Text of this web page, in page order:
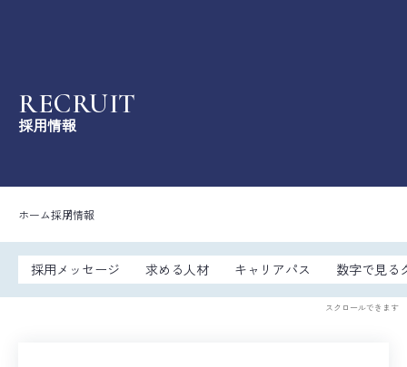
ホーム
資格保有者情報
RECRUIT
採用情報
ホーム採用情報
採用メッセージ 求める人材 キャリアパス 数字で見る
スクロールできます